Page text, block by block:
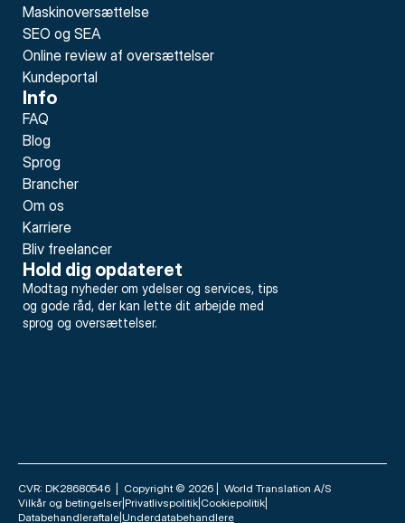
Maskinoversættelse
SEO og SEA
Online review af oversættelser
Kundeportal
Info
FAQ
Blog
Sprog
Brancher
Om os
Karriere
Bliv freelancer
Hold dig opdateret
Modtag nyheder om ydelser og services, tips
og gode råd, der kan lette dit arbejde med
sprog og oversættelser.
CVR: DK28680546  |  Copyright © 2026 |  World Translation A/S
Vilkår og betingelser Privatlivspolitik Cookiepolitik
Databehandleraftale Underdatabehandlere